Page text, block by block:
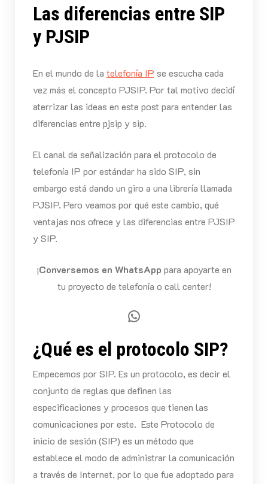
Las diferencias entre SIP
y PJSIP
En el mundo de la telefonía IP se escucha cada
vez más el concepto PJSIP. Por tal motivo decidí
aterrizar las ideas en este post para entender las
diferencias entre pjsip y sip.
El canal de señalización para el protocolo de
telefonía IP por estándar ha sido SIP, sin
embargo está dando un giro a una librería llamada
PJSIP. Pero veamos por qué este cambio, qué
ventajas nos ofrece y las diferencias entre PJSIP
y SIP.
¡Conversemos en WhatsApp para apoyarte en
tu proyecto de telefonía o call center!
WhatsApp
¿Qué es el protocolo SIP?
Empecemos por SIP. Es un protocolo, es decir el
conjunto de reglas que definen las
especificaciones y procesos que tienen las
comunicaciones por este. Este Protocolo de
inicio de sesión (SIP) es un método que
establece el modo de administrar la comunicación
a través de Internet, por lo que fue adoptado para